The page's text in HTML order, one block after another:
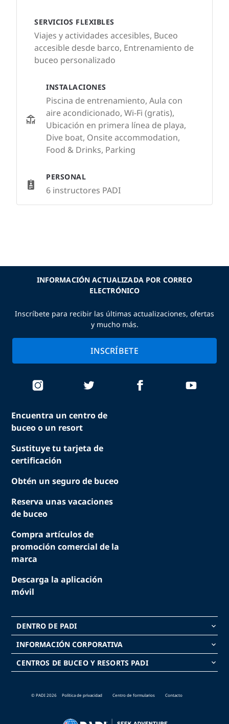
SERVICIOS FLEXIBLES
Viajes y actividades accesibles, Buceo
accesible desde barco, Entrenamiento de
buceo personalizado
INSTALACIONES
Piscina de entrenamiento, Aula con
aire acondicionado, Wi-Fi (gratis),
Ubicación en primera línea de playa,
Dive boat, Onsite accommodation,
Food & Drinks, Parking
PERSONAL
6 instructores PADI
Encuentra un centro de
buceo o un resort
Sustituye tu tarjeta de
certificación
Obtén un seguro de buceo
Reserva unas vacaciones
de buceo
Compra artículos de
promoción comercial de la
marca
Descarga la aplicación
móvil
DENTRO DE PADI keyboard_arrow_down
INFORMACIÓN CORPORATIVA keyboard_arrow_down
CENTROS DE BUCEO Y RESORTS PADI keyboard_arrow_down
INFORMACIÓN ACTUALIZADA POR CORREO
ELECTRÓNICO
Inscríbete para recibir las últimas actualizaciones, ofertas
y mucho más.
INSCRÍBETE
© PADI 2026 Política de privacidad Centro de formularios Contacto